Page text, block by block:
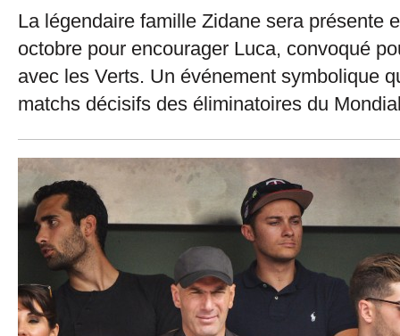
La légendaire famille Zidane sera présente
octobre pour encourager Luca, convoqué
avec les Verts. Un événement symbolique
matchs décisifs des éliminatoires du